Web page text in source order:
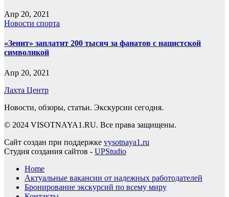
Апр 20, 2021
Новости спорта
«Зенит» заплатит 200 тысяч за фанатов с нацистской
символикой
Апр 20, 2021
Лахта Центр
Новости, обзоры, статьи. Экскурсии сегодня.
© 2024 VISOTNAYA1.RU. Все права защищены.
Сайт создан при поддержке vysotnaya1.ru
Студия создания сайтов - UPStudio
Home
Актуальные вакансии от надежных работодателей
Бронирование экскурсий по всему миру